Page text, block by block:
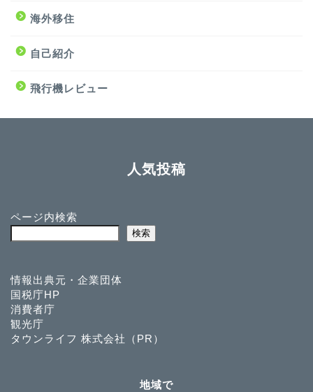
海外移住
自己紹介
飛行機レビュー
人気投稿
ページ内検索
検索
情報出典元・企業団体
国税庁HP
消費者庁
観光庁
タウンライフ 株式会社（PR）
地域で